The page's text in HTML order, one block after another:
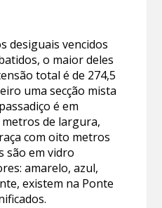
desiguais vencidos
o maior deles
total é de 274,5
uma secção mista
é em
de largura,
com oito metros
são em vidro
amarelo, azul,
existem na Ponte